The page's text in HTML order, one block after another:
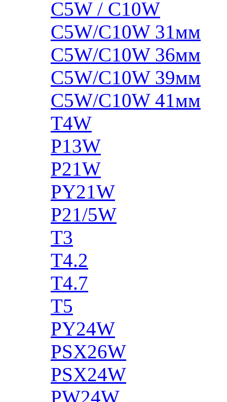
C5W / C10W
C5W/C10W 31мм
C5W/C10W 36мм
C5W/C10W 39мм
C5W/C10W 41мм
T4W
P13W
P21W
PY21W
P21/5W
T3
T4.2
T4.7
T5
PY24W
PSX26W
PSX24W
PW24W